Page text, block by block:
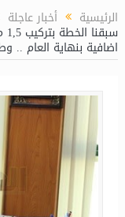
الرئيسية أخبار عاجلة
اضافية بنهاية العام ..